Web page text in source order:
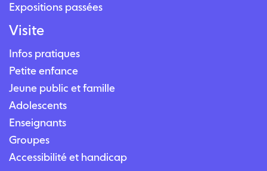
Expositions passées
Visite
Infos pratiques
Petite enfance
Jeune public et famille
Adolescents
Enseignants
Groupes
Accessibilité et handicap